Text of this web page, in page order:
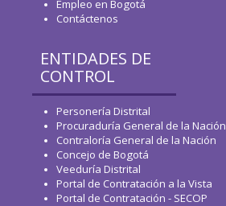
Empleo en Bogotá
Contáctenos
ENTIDADES DE
CONTROL
Personería Distrital
Procuraduría General de la Nación
Contraloría General de la Nación
Concejo de Bogotá
Veeduría Distrital
Portal de Contratación a la Vista
Portal de Contratación - SECOP